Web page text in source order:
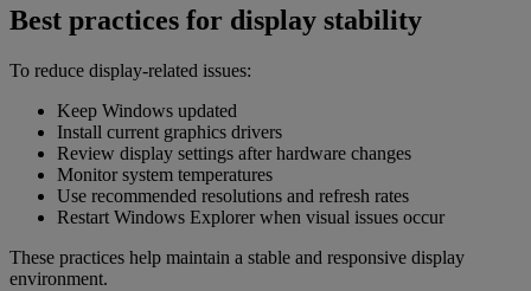
Best practices for display stability
To reduce display-related issues:
Keep Windows updated
Install current graphics drivers
Review display settings after hardware changes
Monitor system temperatures
Use recommended resolutions and refresh rates
Restart Windows Explorer when visual issues occur
These practices help maintain a stable and responsive display
environment.